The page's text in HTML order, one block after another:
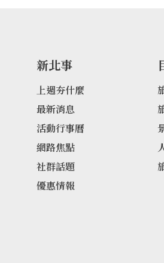
書報區、筆電區與休閒閱讀區
有十六萬本藏書，而藏書資源
新。館內設置多處明亮舒適的
的設計在館內處處皆看得到，
一個人靜靜享受閱讀樂趣，或
親子共讀時光，都十分適合喔
新北事
上週夯什麼
最新消息
活動行事曆
網路焦點
社群話題
優惠情報